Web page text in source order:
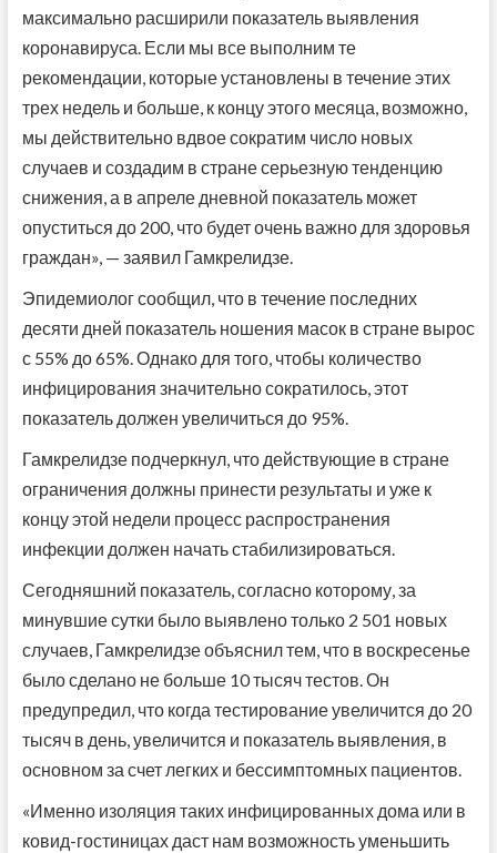
максимально расширили показатель выявления
коронавируса. Если мы все выполним те
рекомендации, которые установлены в течение этих
трех недель и больше, к концу этого месяца, возможно,
мы действительно вдвое сократим число новых
случаев и создадим в стране серьезную тенденцию
снижения, а в апреле дневной показатель может
опуститься до 200, что будет очень важно для здоровья
граждан», — заявил Гамкрелидзе.
Эпидемиолог сообщил, что в течение последних
десяти дней показатель ношения масок в стране вырос
с 55% до 65%. Однако для того, чтобы количество
инфицирования значительно сократилось, этот
показатель должен увеличиться до 95%.
Гамкрелидзе подчеркнул, что действующие в стране
ограничения должны принести результаты и уже к
концу этой недели процесс распространения
инфекции должен начать стабилизироваться.
Сегодняшний показатель, согласно которому, за
минувшие сутки было выявлено только 2 501 новых
случаев, Гамкрелидзе объяснил тем, что в воскресенье
было сделано не больше 10 тысяч тестов. Он
предупредил, что когда тестирование увеличится до 20
тысяч в день, увеличится и показатель выявления, в
основном за счет легких и бессимптомных пациентов.
«Именно изоляция таких инфицированных дома или в
ковид-гостиницах даст нам возможность уменьшить